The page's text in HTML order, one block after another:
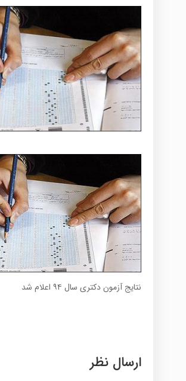
نتایج آزمون دکتری سال ۹۴ اعلام شد
ارسال نظر